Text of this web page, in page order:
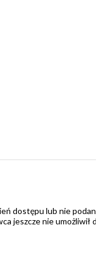
dostępu lub nie
jeszcze nie umożliwił